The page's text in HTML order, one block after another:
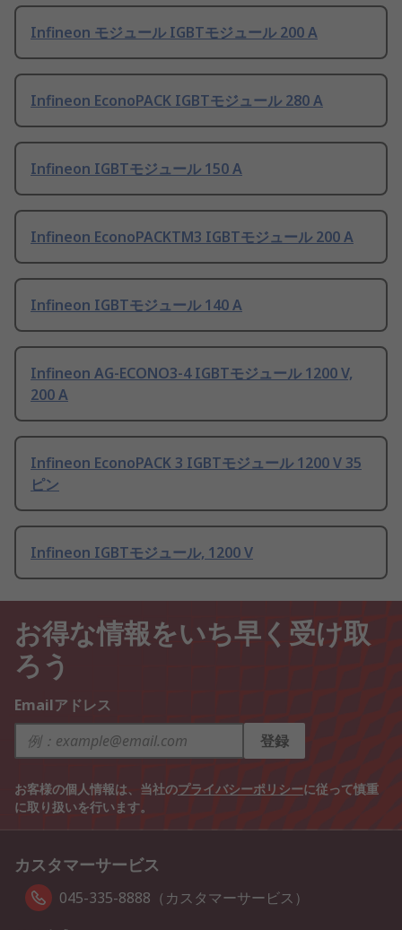
Infineon モジュール IGBTモジュール 200 A
Infineon EconoPACK IGBTモジュール 280 A
Infineon IGBTモジュール 150 A
Infineon EconoPACKTM3 IGBTモジュール 200 A
Infineon IGBTモジュール 140 A
Infineon AG-ECONO3-4 IGBTモジュール 1200 V,
200 A
Infineon EconoPACK 3 IGBTモジュール 1200 V 35
ピン
Infineon IGBTモジュール, 1200 V
お得な情報をいち早く受け取
ろう
Emailアドレス
登録
お客様の個人情報は、当社のプライバシーポリシーに従って慎重
に取り扱いを行います。
カスタマーサービス
045-335-8888（カスタマーサービス）